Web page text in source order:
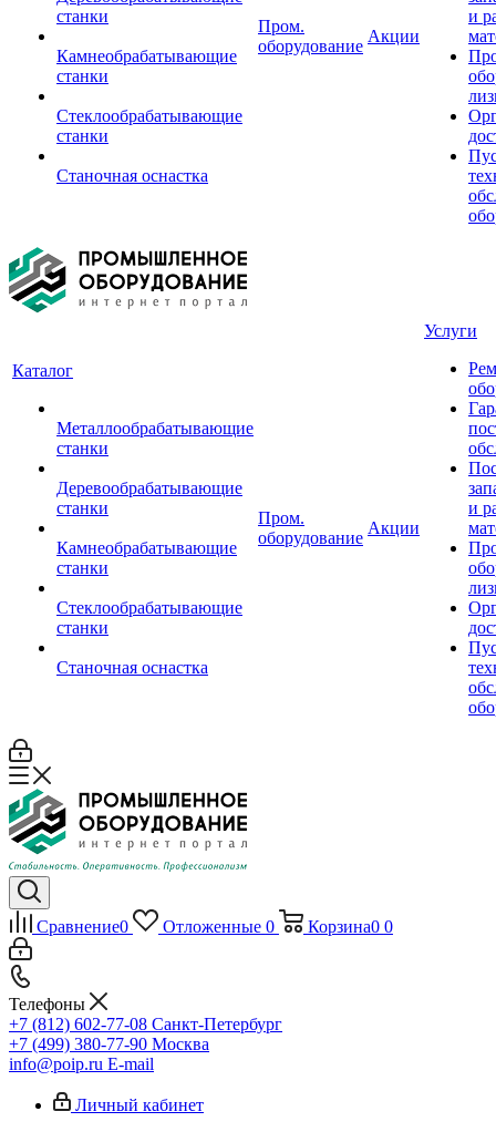
станки
Камнеобрабатывающие
станки
Стеклообрабатывающие
станки
Станочная оснастка
Пром.
оборудование
Акции
и
Каталог
Металлообрабатывающие
станки
Деревообрабатывающие
станки
Камнеобрабатывающие
станки
Стеклообрабатывающие
станки
Станочная оснастка
Пром.
оборудование
Акции
Услуги
и
Сравнение0 Отложенные 0 Корзина0 0
Телефоны
+7 (812) 602-77-08 Санкт-Петербург
+7 (499) 380-77-90 Москва
info@poip.ru E-mail
Личный кабинет